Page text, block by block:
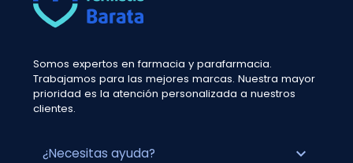
Somos expertos en farmacia y parafarmacia.
Trabajamos para las mejores marcas. Nuestra mayor
prioridad es la atención personalizada a nuestros
clientes.
¿Necesitas ayuda? expand_more